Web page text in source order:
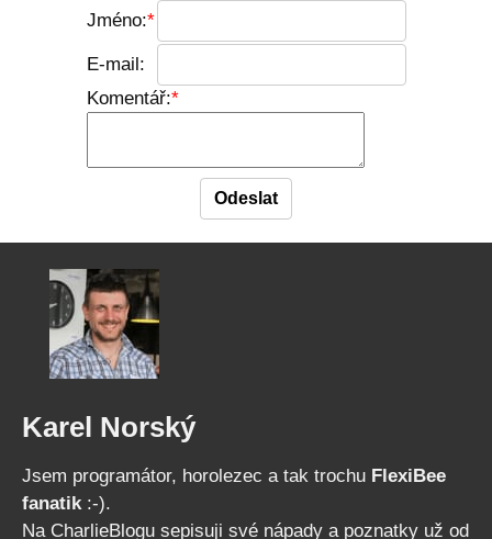
Jméno:
E-mail:
Komentář:
Karel Norský
Jsem programátor, horolezec a tak trochu FlexiBee
fanatik:-).
Na CharlieBlogu sepisuji své nápady a poznatky už od